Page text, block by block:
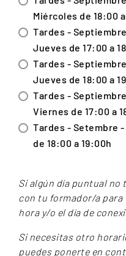
Miércoles de 18:00
Tardes -
Jueves de 17:00 a
Tardes -
Jueves de 18:00 a
Tardes -
Viernes de 17:00 a
Tardes - Setembre
de 18:00 a 19:00h
Si algún día puntual no
con tu formador/a
hora y/o el día de
Si necesitas otro
puedes ponerte en